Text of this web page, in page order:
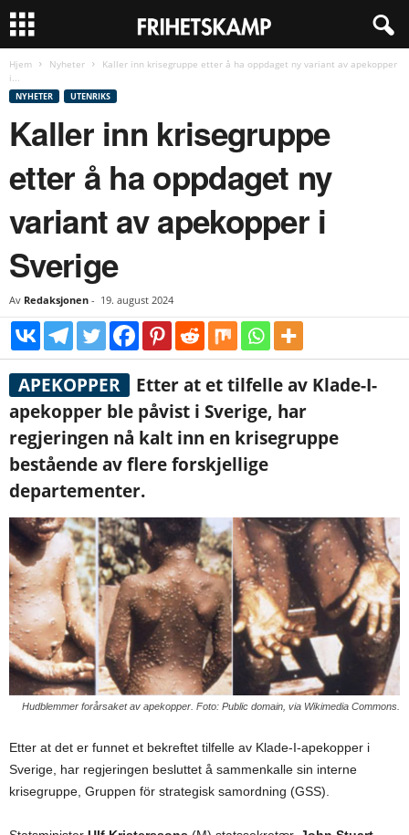
Hjem Nyheter
Kaller inn krisegruppe etter å ha oppdaget ny variant av apekopper
i...
NYHETER UTENRIKS
Kaller inn krisegruppe
etter å ha oppdaget ny
variant av apekopper i
Sverige
Av Redaksjonen - 19. august 2024
APEKOPPER
Etter at et tilfelle av Klade-I-
apekopper ble påvist i Sverige, har
regjeringen nå kalt inn en krisegruppe
bestående av flere forskjellige
departementer.
Hudblemmer forårsaket av apekopper. Foto: Public domain, via Wikimedia Commons.
Etter at det er funnet et bekreftet tilfelle av Klade-I-apekopper i
Sverige, har regjeringen besluttet å sammenkalle sin interne
krisegruppe, Gruppen för strategisk samordning (GSS).